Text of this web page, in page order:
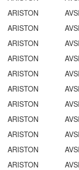
ARISTON AVSD
ARISTON
ARISTON
ARISTON
ARISTON
ARISTON
ARISTON
ARISTON
ARISTON AVSD
ARISTON AVSD
ARISTON AVSL